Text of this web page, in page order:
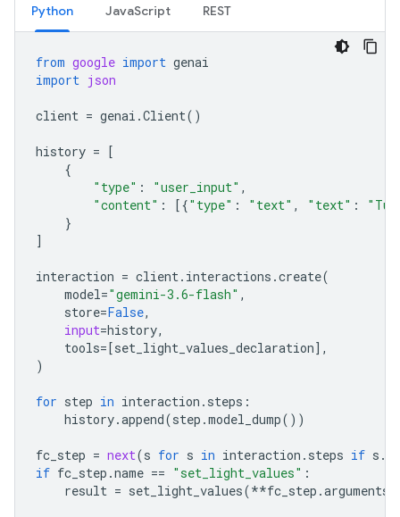
Python JavaScript REST
from google import genai
import json
client = genai .Client()
history =
[
{
"type" : "user_input" ,
"content" : [{"type" : "text" , "text" :
}
]
interaction = client. interactions .create(
model="gemini-3.6-flash" ,
store=False,
input=history,
tools= [set_light_values_declaration],
)
for step in interaction . steps :
history.append(step .model_dump())
fc_step = next(s for s in interaction . steps if s .
if fc_step .name == "set_light_values" :
result = set_light_values(**fc_step .arguments